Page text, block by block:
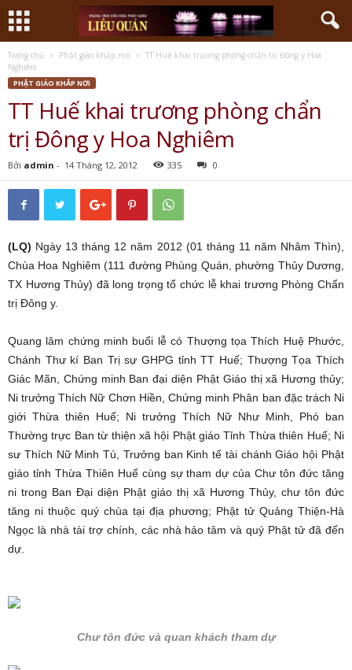
Trang chủ Phật giáo khắp nơi
TT Huế khai trương phòng chẩn trị Đông y Hoa
Nghiêm
PHẬT GIÁO KHẮP NƠI
TT Huế khai trương phòng chẩn
trị Đông y Hoa Nghiêm
Bởi admin - 14 Tháng 12, 2012 335 0
(LQ) Ngày 13 tháng 12 năm 2012 (01 tháng 11 năm Nhâm Thìn),
Chùa Hoa Nghiêm (111 đường Phùng Quán, phường Thủy Dương,
TX Hương Thủy) đã long trọng tổ chức lễ khai trương Phòng Chẩn
trị Đông y.
Quang lâm chứng minh buổi lễ có Thượng tọa Thích Huệ Phước,
Chánh Thư kí Ban Trị sự GHPG tỉnh TT Huế; Thượng Tọa Thích
Giác Mãn, Chứng minh Ban đại diện Phật Giáo thị xã Hương thủy;
Ni trưởng Thích Nữ Chơn Hiền, Chứng minh Phân ban đặc trách Ni
giới Thừa thiên Huế; Ni trưởng Thích Nữ Như Minh, Phó ban
Thường trực Ban từ thiện xã hội Phật giáo Tỉnh Thừa thiên Huế; Ni
sư Thích Nữ Minh Tú, Trưởng ban Kinh tế tài chánh Giáo hội Phật
giáo tỉnh Thừa Thiên Huế cùng sự tham dự của Chư tôn đức tăng
ni trong Ban Đại diện Phật giáo thị xã Hương Thủy, chư tôn đức
tăng ni thuộc quý chùa tại địa phương; Phật tử Quảng Thiện-Hà
Ngọc là nhà tài trợ chính, các nhà hảo tâm và quý Phật tử đã đến
dự.
Chư tôn đức và quan khách tham dự